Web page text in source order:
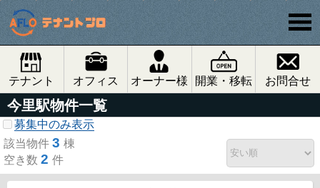
テナント オフィス オーナー様 開業・移転 お問合せ
今里駅物件一覧
募集中のみ表示
該当物件 3 棟
空き数 2 件